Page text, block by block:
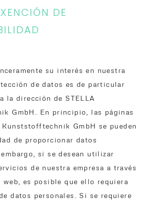
DE
su interés en nuestra
de datos es de particular
la dirección de STELLA
GmbH. En principio, las páginas
Kunststofftechnik GmbH se pueden
de proporcionar datos
si se desean utilizar
de nuestra empresa a través
es posible que ello requiera
datos personales. Si se requiere